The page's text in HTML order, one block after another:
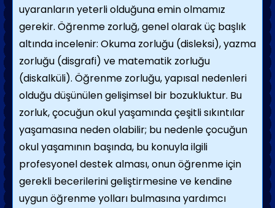
uyaranların yeterli olduğuna emin olmamız
gerekir. Öğrenme zorluğ, genel olarak üç başlık
altında incelenir: Okuma zorluğu (disleksi), yazma
zorluğu (disgrafi) ve matematik zorluğu
(diskalküli). Öğrenme zorluğu, yapısal nedenleri
olduğu düşünülen gelişimsel bir bozukluktur. Bu
zorluk, çocuğun okul yaşamında çeşitli sıkıntılar
yaşamasına neden olabilir; bu nedenle çocuğun
okul yaşamının başında, bu konuyla ilgili
profesyonel destek alması, onun öğrenme için
gerekli becerilerini geliştirmesine ve kendine
uygun öğrenme yolları bulmasına yardımcı